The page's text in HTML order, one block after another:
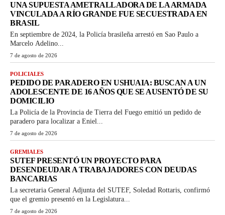
UNA SUPUESTA AMETRALLADORA DE LA ARMADA
VINCULADA A RÍO GRANDE FUE SECUESTRADA EN
BRASIL
En septiembre de 2024, la Policía brasileña arrestó en Sao Paulo a
Marcelo Adelino...
7 de agosto de 2026
POLICIALES
PEDIDO DE PARADERO EN USHUAIA: BUSCAN A UN
ADOLESCENTE DE 16 AÑOS QUE SE AUSENTÓ DE SU
DOMICILIO
La Policía de la Provincia de Tierra del Fuego emitió un pedido de
paradero para localizar a Eniel...
7 de agosto de 2026
GREMIALES
SUTEF PRESENTÓ UN PROYECTO PARA
DESENDEUDAR A TRABAJADORES CON DEUDAS
BANCARIAS
La secretaria General Adjunta del SUTEF, Soledad Rottaris, confirmó
que el gremio presentó en la Legislatura...
7 de agosto de 2026